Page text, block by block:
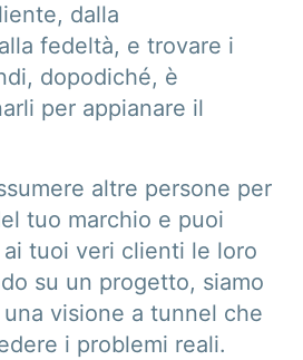
dalla
fedeltà, e trovare i
dopodiché, è
per appianare il
altre persone per
tuo marchio e puoi
tuoi veri clienti le loro
su un progetto, siamo
visione a tunnel che
i problemi reali.